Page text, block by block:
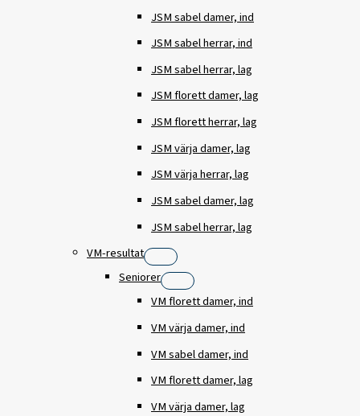
JSM sabel damer, ind
JSM sabel herrar, ind
JSM sabel herrar, lag
JSM florett damer, lag
JSM florett herrar, lag
JSM värja damer, lag
JSM värja herrar, lag
JSM sabel damer, lag
JSM sabel herrar, lag
VM-resultat
Seniorer
VM florett damer, ind
VM värja damer, ind
VM sabel damer, ind
VM florett damer, lag
VM värja damer, lag